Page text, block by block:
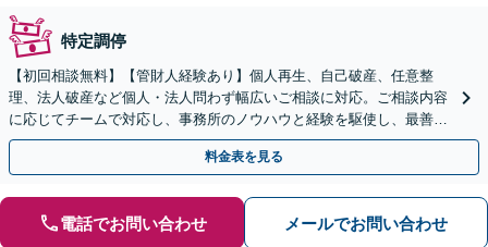
特定調停
【初回相談無料】【管財人経験あり】個人再生、自己破産、任意整
理、法人破産など個人・法人問わず幅広いご相談に対応。ご相談内容
に応じてチームで対応し、事務所のノウハウと経験を駆使し、最善の
解決を目指します【法テラス利用OK】【せんげん台駅5分】
料金表を見る
電話でお問い合わせ メールでお問い合わせ